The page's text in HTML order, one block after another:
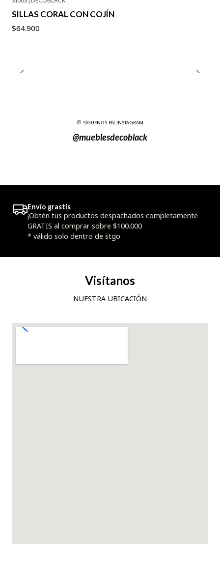
SILLAS CORAL CON COJÍN
$64.900
SÍGUENOS EN INSTAGRAM
@mueblesdecoblack
Envío grastis
¡Obtén tus productos despachados completamente
GRATIS al comprar sobre $100.000
* válido solo dentro de stgo
Visítanos
NUESTRA UBICACIÓN